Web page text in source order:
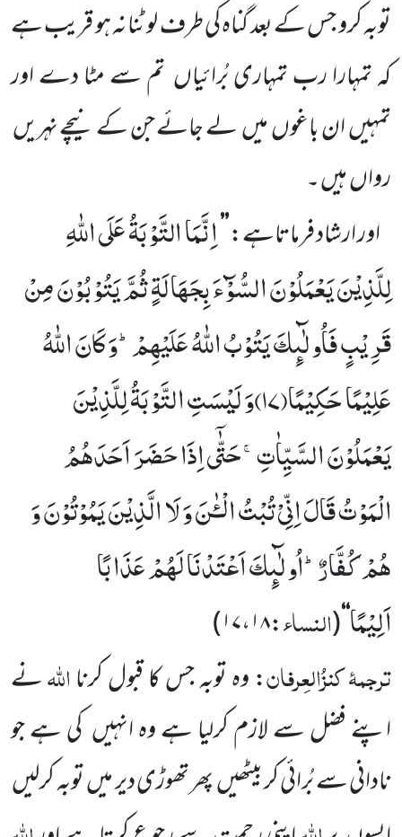
توبہ کرو جس کے بعد گناہ کی طرف لوٹنا نہ ہو قریب ہے
کہ تمہارا رب تمہاری بُرائیاں تم سے مٹا دے اور
تمہیںان باغوںمیںلے جائے جن کے نیچے نہریں
رواںہیں ۔
اور ارشاد فرماتاہے:’’اِنَّمَا التَّوْبَةُ عَلَى اللّٰهِ
لِلَّذِیْنَ یَعْمَلُوْنَ السُّوْٓءَبِجَهَالَةٍ ثُمَّ یَتُوْبُوْنَ مِنْ
قَرِیْبٍ فَاُولٰٓىٕكَ یَتُوْبُ اللّٰهُ عَلَیْهِمْؕ-وَ كَانَ اللّٰهُ
عَلِیْمًا حَكِیْمًا(۱۷)وَ لَیْسَتِ التَّوْبَةُ لِلَّذِیْنَ
یَعْمَلُوْنَ السَّیِّاٰتِۚ-حَتّٰۤى اِذَا حَضَرَ اَحَدَهُمُ
الْمَوْتُ قَالَ اِنِّیْ تُبْتُ الْـٰٔنَ وَ لَا الَّذِیْنَ یَمُوْتُوْنَ وَ
هُمْ كُفَّارٌؕ-اُولٰٓىٕكَ اَعْتَدْنَا لَهُمْ عَذَابًا
اَلِیْمًا‘‘
(النساء:۱۷،۱۸)
ترجمۂکنزُالعِرفان: وہ توبہ جس کا قبول کرنااللہنے
اپنے فضل سے لازم کرلیا ہے وہ انہیں کی ہے جو
نادانی سے بُرائیکر بیٹھیںپھر تھوڑی دیر میںتوبہ کرلیں